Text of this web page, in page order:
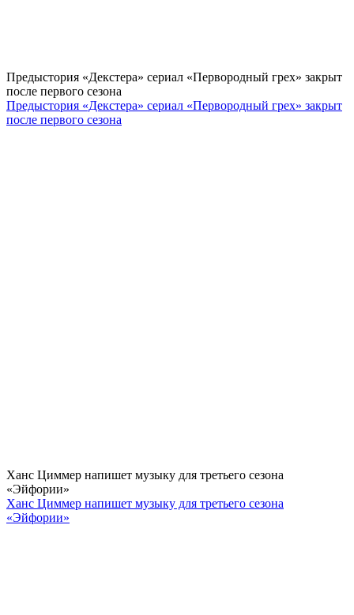
Предыстория «Декстера» сериал «Первородный грех» закрыт
после первого сезона
Предыстория «Декстера» сериал «Первородный грех» закрыт
после первого сезона
Ханс Циммер напишет музыку для третьего сезона
«Эйфории»
Ханс Циммер напишет музыку для третьего сезона
«Эйфории»